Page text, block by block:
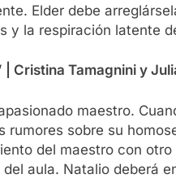
Elder debe
y la respiración latente
| Cristina Tamagnini y
maestro.
rumores sobre su
del maestro con
aula. Natalio deberá